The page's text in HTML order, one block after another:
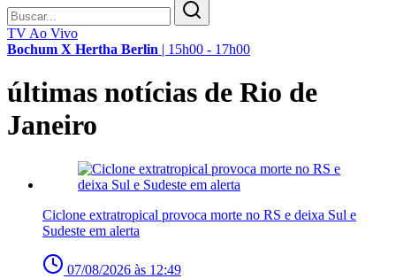
TV Ao Vivo
Bochum X Hertha Berlin | 15h00 - 17h00
últimas notícias de Rio de
Janeiro
Ciclone extratropical provoca morte no RS e deixa Sul e
Sudeste em alerta
07/08/2026 às 12:49